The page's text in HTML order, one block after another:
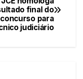
final do
concurso para
judiciário